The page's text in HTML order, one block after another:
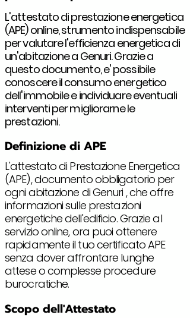
L'attestato di prestazione energetica
(APE) online, strumento indispensabile
per valutare l'efficienza energetica di
un'abitazione a Genuri. Grazie a
questo documento, e' possibile
conoscere il consumo energetico
dell'immobile e individuare eventuali
interventi per migliorarne le
prestazioni.
Definizione di APE
L'attestato di Prestazione Energetica
(APE), documento obbligatorio per
ogni abitazione di Genuri , che offre
informazioni sulle prestazioni
energetiche dell'edificio. Grazie al
servizio online, ora puoi ottenere
rapidamente il tuo certificato APE
senza dover affrontare lunghe
attese o complesse procedure
burocratiche.
Scopo dell'Attestato